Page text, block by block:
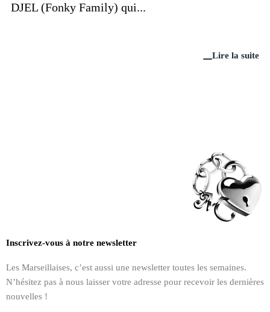
DJEL (Fonky Family) qui...
Lire la suite
Inscrivez-vous à notre newsletter
Les Marseillaises, c’est aussi une newsletter toutes les semaines.
N’hésitez pas à nous laisser votre adresse pour recevoir les dernières
nouvelles !